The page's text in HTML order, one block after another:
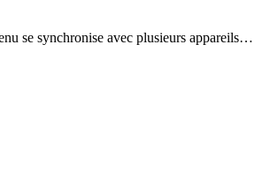
se synchronise avec plusieurs appareils…